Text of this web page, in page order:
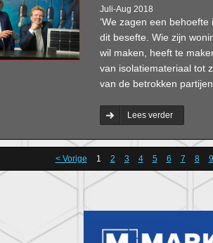
Juli-Aug 2018
‘We zagen een
dit besefte. Wie zijn
wil maken, heeft te
van isolatiemateriaal tot
van de betrokken
Lees verder
< Vorige 1 2 3 4 5 6 7 8 9